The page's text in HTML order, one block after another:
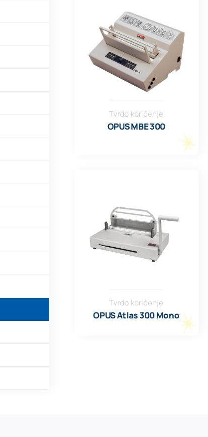
Tvrdo koričenje
OPUS MBE 300
Tvrdo koričenje
OPUS Atlas 300 Mono